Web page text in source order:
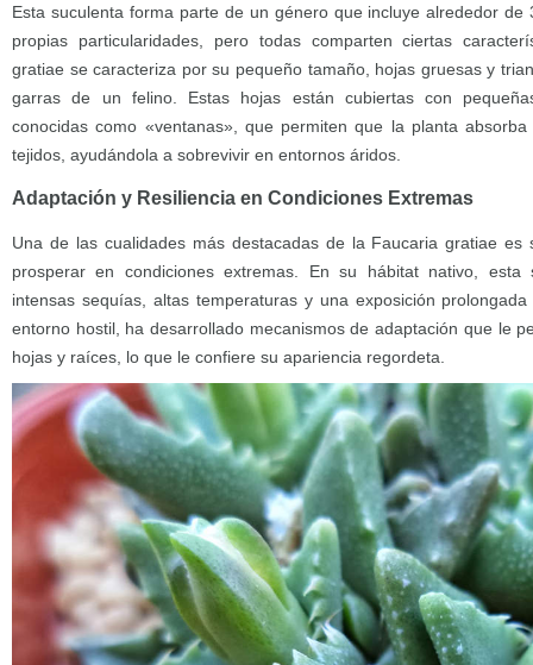
Esta suculenta forma parte de un género que incluye alrededor
propias particularidades, pero todas comparten ciertas
gratiae se caracteriza por su pequeño tamaño, hojas gruesas y
garras de un felino. Estas hojas están cubiertas con
conocidas como «ventanas», que permiten que la planta
tejidos, ayudándola a sobrevivir en entornos áridos.
Adaptación y Resiliencia en Condiciones Extremas
Una de las cualidades más destacadas de la Faucaria gratiae es
prosperar en condiciones extremas. En su hábitat nativo, esta
intensas sequías, altas temperaturas y una exposición
entorno hostil, ha desarrollado mecanismos de adaptación que le
hojas y raíces, lo que le confiere su apariencia regordeta.